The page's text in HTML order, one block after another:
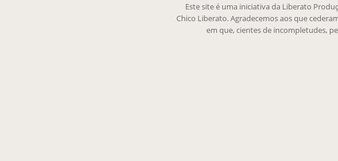
Este site é uma iniciativa da Liberato
Chico Liberato. Agradecemos aos que
em que, cientes de incompletudes,